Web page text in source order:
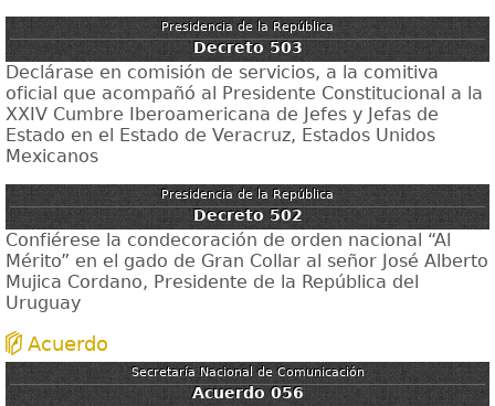
Presidencia de la República
Decreto 503
Declárase en comisión de servicios, a la comitiva
oficial que acompañó al Presidente Constitucional a la
XXIV Cumbre Iberoamericana de Jefes y Jefas de
Estado en el Estado de Veracruz, Estados Unidos
Mexicanos
Presidencia de la República
Decreto 502
Confiérese la condecoración de orden nacional “Al
Mérito” en el gado de Gran Collar al señor José Alberto
Mujica Cordano, Presidente de la República del
Uruguay
Acuerdo
Secretaría Nacional de Comunicación
Acuerdo 056